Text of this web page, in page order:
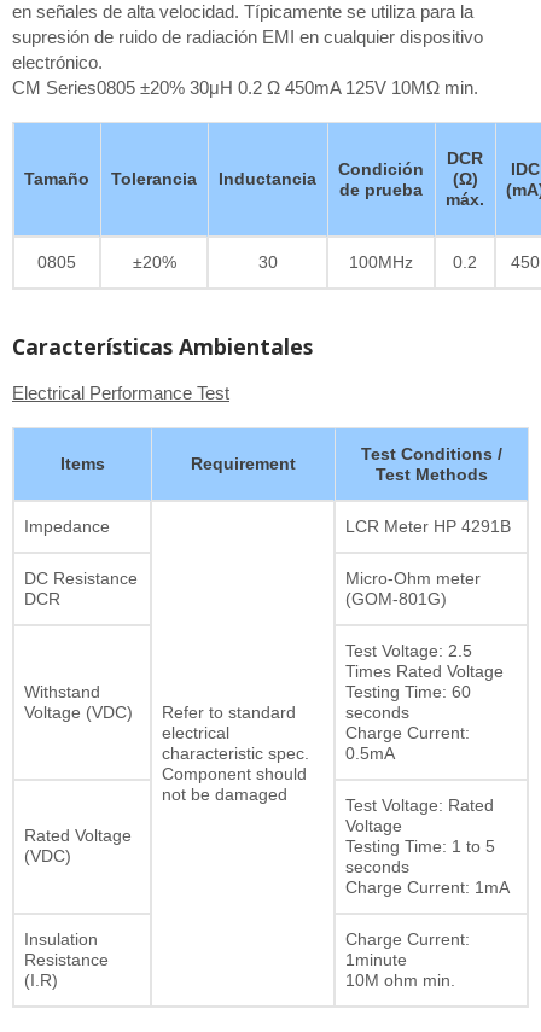
en señales de alta velocidad. Típicamente se utiliza para la
supresión de ruido de radiación EMI en cualquier dispositivo
electrónico.
CM Series0805 ±20% 30μH 0.2 Ω 450mA 125V 10MΩ min.
Tamaño Tolerancia Inductancia
Condición
de prueba
DCR
(Ω)
máx.
IDC
0805 ±20% 30 100MHz 0.2 450
Características Ambientales
Electrical Performance Test
Items Requirement
Test Conditions /
Test Methods
Impedance
Refer to standard
electrical
characteristic spec.
Component should
not be damaged
LCR Meter HP 4291B
DC Resistance
DCR
Micro-Ohm meter
(GOM-801G)
Withstand
Voltage (VDC)
Test Voltage: 2.5
Times Rated Voltage
Testing Time: 60
seconds
Charge Current:
0.5mA
Rated Voltage
(VDC)
Test Voltage: Rated
Voltage
Testing Time: 1 to 5
seconds
Charge Current: 1mA
Insulation
Resistance
(I.R)
Charge Current:
1minute
10M ohm min.